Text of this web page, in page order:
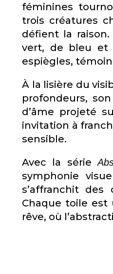
féminines
trois créatures
défient la raison.
vert, de bleu et
espiègles,
À la lisière du
profondeurs,
d’âme projeté
invitation à
sensible.
Avec la série
symphonie
s’affranchit
Chaque toile est
rêve, où